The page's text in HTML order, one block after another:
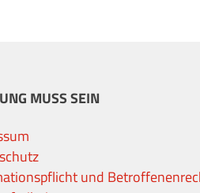
MUSS SEIN
und